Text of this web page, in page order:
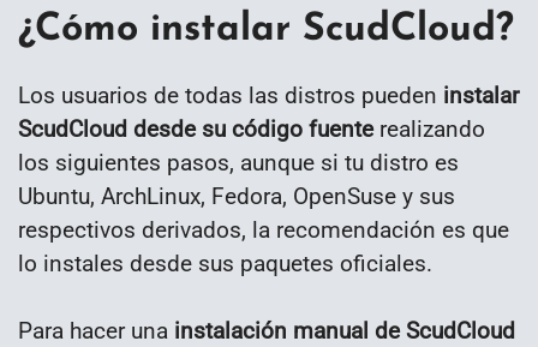
¿Cómo instalar ScudCloud?
Los usuarios de todas las distros pueden instalar
ScudCloud desde su código fuenterealizando
los siguientes pasos, aunque si tu distro es
Ubuntu, ArchLinux, Fedora, OpenSuse y sus
respectivos derivados, la recomendación es que
lo instales desde sus paquetes oficiales.
Para hacer una instalación manual de ScudCloud